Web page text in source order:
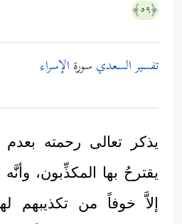
﴿٥٩﴾
تفسير السعدي سورة الإسراء
يذكر تعالى رحمته بعدم
يقترحُ بها المكذِّبون،
إلاَّ خوفاً من تكذيبهم